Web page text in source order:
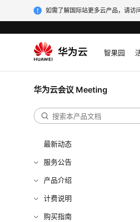
如需了解国际站更多云产品，请访
智果园
华为云会议 Meeting
最新动态
服务公告
产品介绍
计费说明
购买指南